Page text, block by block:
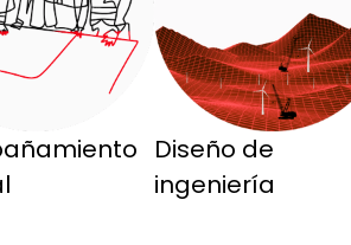
Diseño de
ingeniería